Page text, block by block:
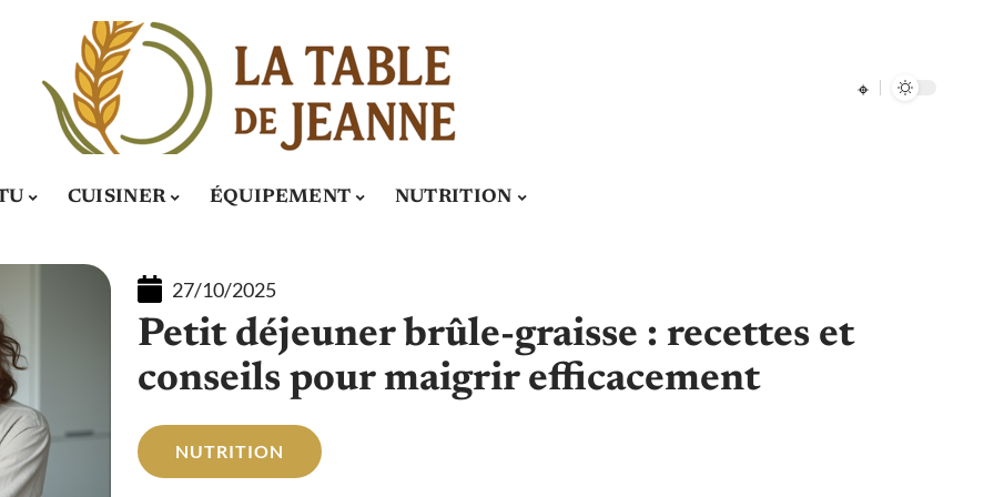
CUISINER ÉQUIPEMENT NUTRITION
27/10/2025
Petit déjeuner brûle-graisse : recettes et
conseils pour maigrir efficacement
NUTRITION